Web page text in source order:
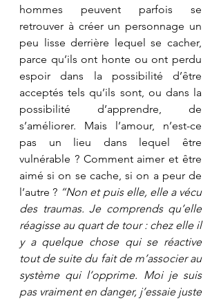
hommes peuvent parfois se
retrouver à créer un personnage un
peu lisse derrière lequel se cacher,
parce qu’ils ont honte ou ont perdu
espoir dans la possibilité d’être
acceptés tels qu’ils sont, ou dans la
possibilité d’apprendre, de
s’améliorer. Mais l’amour, n’est-ce
pas un lieu dans lequel être
vulnérable ? Comment aimer et être
aimé si on se cache, si on a peur de
l’autre ? “Non et puis elle, elle a vécu
des traumas. Je comprends qu’elle
réagisse au quart de tour : chez elle il
y a quelque chose qui se réactive
tout de suite du fait de m’associer au
système qui l’opprime. Moi je suis
pas vraiment en danger, j’essaie juste